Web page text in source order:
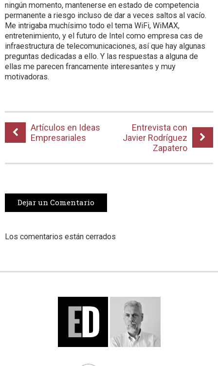
ningún momento, mantenerse en estado de competencia
permanente a riesgo incluso de dar a veces saltos al vacío.
Me intrigaba muchísimo todo el tema WiFi, WiMAX,
entretenimiento, y el futuro de Intel como empresa cas de
infraestructura de telecomunicaciones, así que hay algunas
preguntas dedicadas a ello. Y las respuestas a alguna de
ellas me parecen francamente interesantes y muy
motivadoras.
Artículos en Ideas
Empresariales
Entrevista con
Javier Rodríguez
Zapatero
Dejar un Comentario
Los comentarios están cerrados